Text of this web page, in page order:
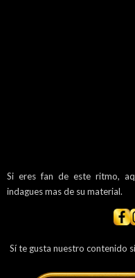
Si eres fan de este ritmo,
indagues mas de su material.
Sí te gusta nuestro contenido